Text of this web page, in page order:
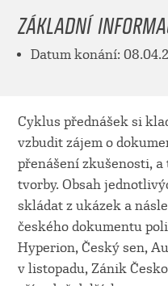
ZÁKLADNÍ
Datum konání:
Cyklus přednášek si
vzbudit zájem o
přenášení zkušenosti,
tvorby. Obsah
skládat z ukázek a
českého dokumentu
Hyperion, Český sen,
v listopadu, Zánik